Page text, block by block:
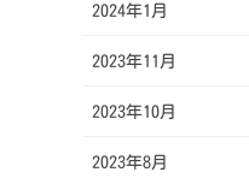
2024年1月
2023年11月
2023年10月
2023年8月